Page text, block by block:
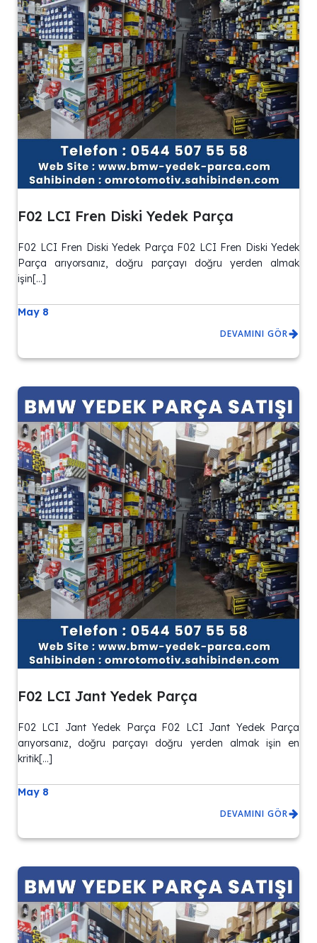
F02 LCI Fren Diski Yedek Parça
F02 LCI Fren Diski Yedek Parça F02 LCI Fren Diski Yedek
Parça arıyorsanız, doğru parçayı doğru yerden almak
işin[…]
May 8
DEVAMINI GÖR
F02 LCI Jant Yedek Parça
F02 LCI Jant Yedek Parça F02 LCI Jant Yedek Parça
arıyorsanız, doğru parçayı doğru yerden almak işin en
kritik[…]
May 8
DEVAMINI GÖR